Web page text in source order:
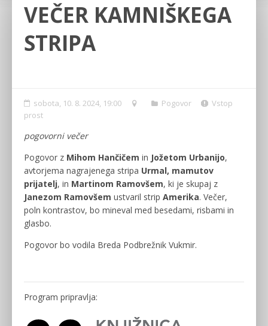
VEČER KAMNIŠKEGA
STRIPA
sobota, 10. 8. 2024, 19:00 Pogovor
Vstop
prost
pogovorni večer
Pogovor z Mihom Hančičem in Jožetom Urbanijo,
avtorjema nagrajenega stripa Urmal, mamutov
prijatelj, in Martinom Ramovšem, ki je skupaj z
Janezom Ramovšem ustvaril strip Amerika. Večer,
poln kontrastov, bo mineval med besedami, risbami in
glasbo.
Pogovor bo vodila Breda Podbrežnik Vukmir.
Program pripravlja: